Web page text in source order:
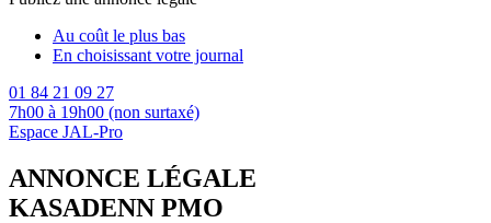
Au coût le plus bas
En choisissant votre journal
01 84 21 09 27
7h00 à 19h00 (non surtaxé)
Espace JAL-Pro
ANNONCE LÉGALE
KASADENN PMO